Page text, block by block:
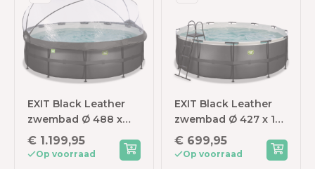
EXIT Black Leather
zwembad Ø 488 x
122 cm met
zandfilterpomp en
€ 1.199,95
Op voorraad
EXIT Black Leather
zwembad Ø 427 x 122
cm met
zandfilterpomp en
€ 699,95
Op voorraad